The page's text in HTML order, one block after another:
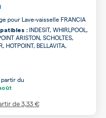
pour Lave-vaisselle FRANCIA
: INDESIT, WHIRLPOOL,
ARISTON, SCHOLTES,
HOTPOINT, BELLAVITA,
du
de3,33 €